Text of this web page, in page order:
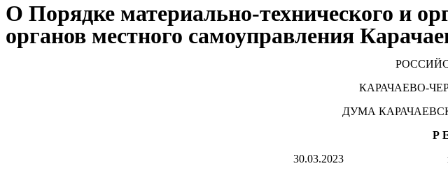
О Порядке материально-технического и
органов местного самоуправления
КАРАЧАЕВО-
ДУМА
Р
30.03.2023 г.